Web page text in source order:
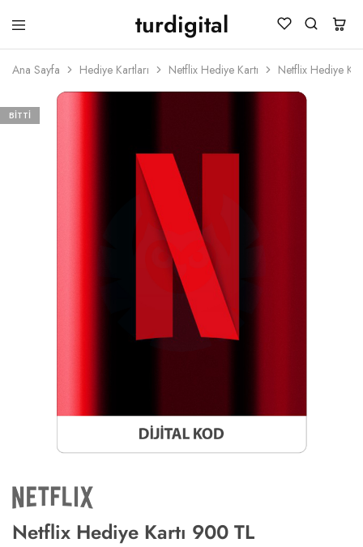
turdigital
TURDIGITAL
Dijital
Kartları
Oyun
Paketleri
Ana Sayfa Hediye Kartları Netflix Hediye Kartı Netflix Hediye
BITTI
Netflix Hediye Kartı 900 TL